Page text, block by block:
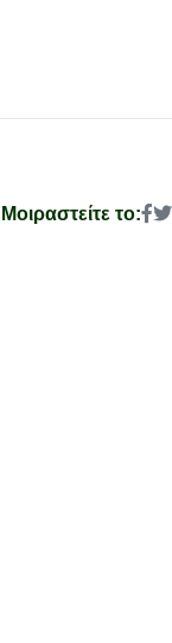
Μοιραστείτε το: